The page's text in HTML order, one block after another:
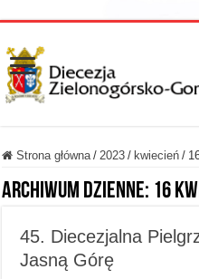
Strona główna / 2023 / kwiecień /
Archiwum dzienne: 16
45. Diecezjalna
Jasną Górę